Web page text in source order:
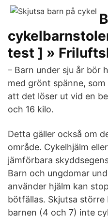
test ] »
– Barn under sju år bör
med grönt spänne,
att det löser ut vid en
och 16 kilo.
Detta gäller också om
område. Cykelhjälm
jämförbara
Barn och ungdomar
använder hjälm kan
bötfällas. Skjutsa större
barnen (4 och 7) inte